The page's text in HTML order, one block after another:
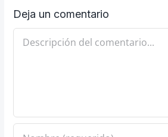
Deja un comentario
Comentario